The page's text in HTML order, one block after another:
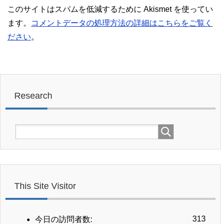
このサイトはスパムを低減するために Akismet を使ってい
ます。
コメントデータの処理方法の詳細はこちらをご覧く
ださい。
Research
This Site Visitor
313
今日の訪問者数: